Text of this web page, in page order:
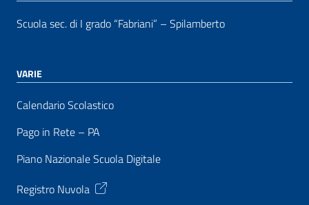
Scuola sec. di I grado “Fabriani” – Spilamberto
VARIE
Calendario Scolastico
Pago in Rete – PA
Piano Nazionale Scuola Digitale
Registro Nuvola